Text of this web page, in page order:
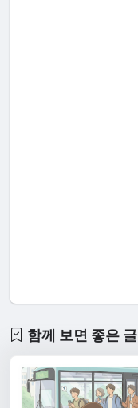
함께 보면 좋은 글